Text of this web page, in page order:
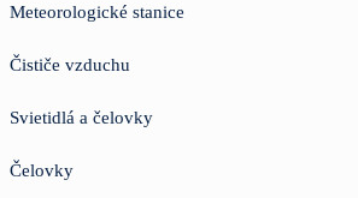
Meteorologické stanice
Čističe vzduchu
Svietidlá a čelovky
Čelovky